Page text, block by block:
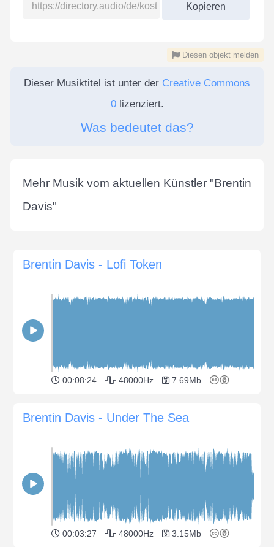
Kopieren
Diesen objekt melden
Dieser Musiktitel ist unter der Creative Commons
0lizenziert.
Was bedeutet das?
Mehr Musik vom aktuellen Künstler "Brentin
Davis"
Brentin Davis - Lofi Token
00:08:24 48000Hz 7.69Mb
Brentin Davis - Under The Sea
00:03:27 48000Hz 3.15Mb